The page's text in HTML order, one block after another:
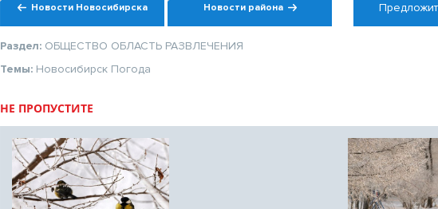
Новости Новосибирска Новости района
Раздел: ОБЩЕСТВО ОБЛАСТЬ РАЗВЛЕЧЕНИЯ
Темы: Новосибирск Погода
НЕ ПРОПУСТИТЕ